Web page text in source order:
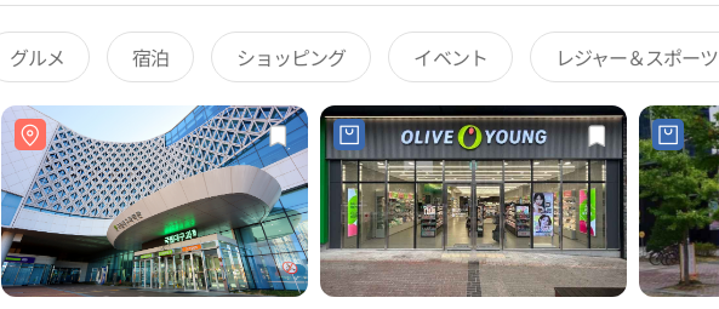
グルメ 宿泊 ショッピング イベント レジャー＆スポーツ